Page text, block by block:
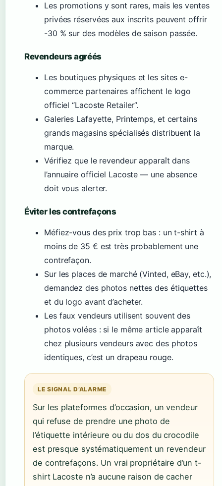
Les promotions y sont rares, mais les ventes
privées réservées aux inscrits peuvent offrir
-30 % sur des modèles de saison passée.
Revendeurs agréés
Les boutiques physiques et les sites e-
commerce partenaires affichent le logo
officiel “Lacoste Retailer”.
Galeries Lafayette, Printemps, et certains
grands magasins spécialisés distribuent la
marque.
Vérifiez que le revendeur apparaît dans
l’annuaire officiel Lacoste — une absence
doit vous alerter.
Éviter les contrefaçons
Méfiez-vous des prix trop bas : un t-shirt à
moins de 35 € est très probablement une
contrefaçon.
Sur les places de marché (Vinted, eBay, etc.),
demandez des photos nettes des étiquettes
et du logo avant d’acheter.
Les faux vendeurs utilisent souvent des
photos volées : si le même article apparaît
chez plusieurs vendeurs avec des photos
identiques, c’est un drapeau rouge.
LE SIGNAL D’ALARME
Sur les plateformes d’occasion, un vendeur
qui refuse de prendre une photo de
l’étiquette intérieure ou du dos du crocodile
est presque systématiquement un revendeur
de contrefaçons. Un vrai propriétaire d’un t-
shirt Lacoste n’a aucune raison de cacher